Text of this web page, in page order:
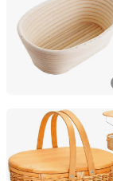
Guangdong,
Qingdao
Shandong,